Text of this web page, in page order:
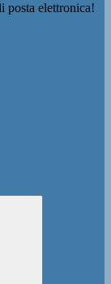
posta elettronica!